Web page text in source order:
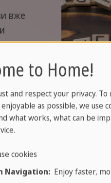
вже
цієї
свою
нічого
від Sprachcaffe -
to Home!
and respect your privacy.
as possible, we use
what works, what can be
cookies
Navigation:Enjoy faster,